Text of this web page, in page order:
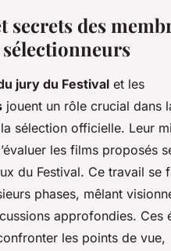
secrets des
jury du Festival et les
jouent un rôle crucial dans
sélection officielle. Leur
les films proposés
du Festival. Ce travail se
phases, mêlant
approfondies. Ces
les points de vue,